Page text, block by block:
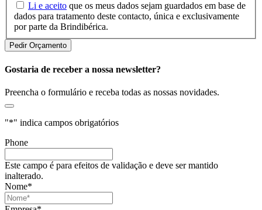
Li e aceito que os meus dados sejam guardados em base de
dados para tratamento deste contacto, única e exclusivamente
por parte da Brindibérica.
Gostaria de receber a nossa newsletter?
Preencha o formulário e receba todas as nossas novidades.
"*" indica campos obrigatórios
Phone
Este campo é para efeitos de validação e deve ser mantido
inalterado.
Nome*